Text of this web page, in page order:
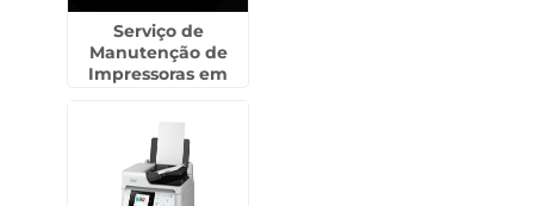
Serviço de
Manutenção de
Impressoras em